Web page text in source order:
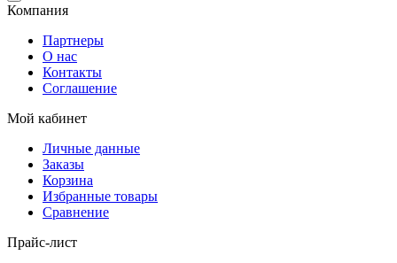
Компания
Партнеры
О нас
Контакты
Соглашение
Мой кабинет
Личные данные
Заказы
Корзина
Избранные товары
Сравнение
Прайс-лист